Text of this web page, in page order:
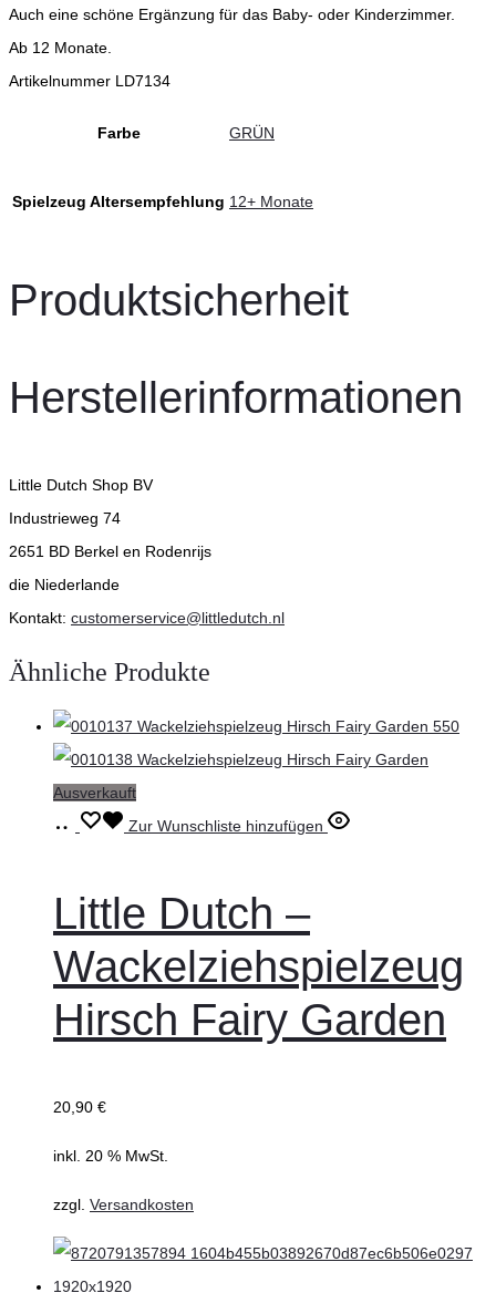
Auch eine schöne Ergänzung für das Baby- oder Kinderzimmer.
Ab 12 Monate.
Artikelnummer LD7134
Farbe GRÜN
Spielzeug Altersempfehlung 12+ Monate
Produktsicherheit
Herstellerinformationen
Little Dutch Shop BV
Industrieweg 74
2651 BD Berkel en Rodenrijs
die Niederlande
Kontakt: customerservice@littledutch.nl
Ähnliche Produkte
Ausverkauft
WeiterlesenZur Wunschliste hinzufügen
Little Dutch –
Wackelziehspielzeug
Hirsch Fairy Garden
20,90 €
inkl. 20 % MwSt.
zzgl. Versandkosten